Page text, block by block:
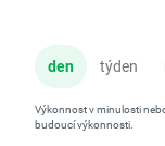
den týden
Výkonnost v minulosti
budoucí výkonnosti.